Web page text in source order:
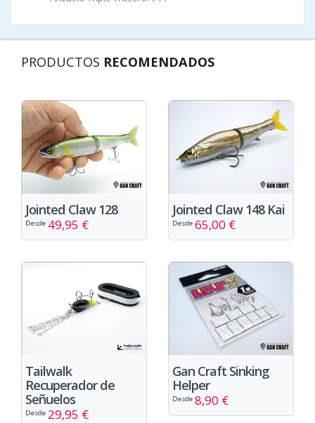
PRODUCTOS RECOMENDADOS
Jointed Claw 128
Desde 49,95 €
Jointed Claw 148 Kai
Desde 65,00 €
Tailwalk
Recuperador de
Señuelos
Desde 29,95 €
Gan Craft Sinking
Helper
Desde 8,90 €